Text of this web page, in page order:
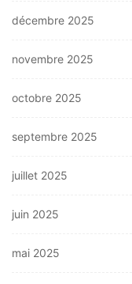
décembre 2025
novembre 2025
octobre 2025
septembre 2025
juillet 2025
juin 2025
mai 2025